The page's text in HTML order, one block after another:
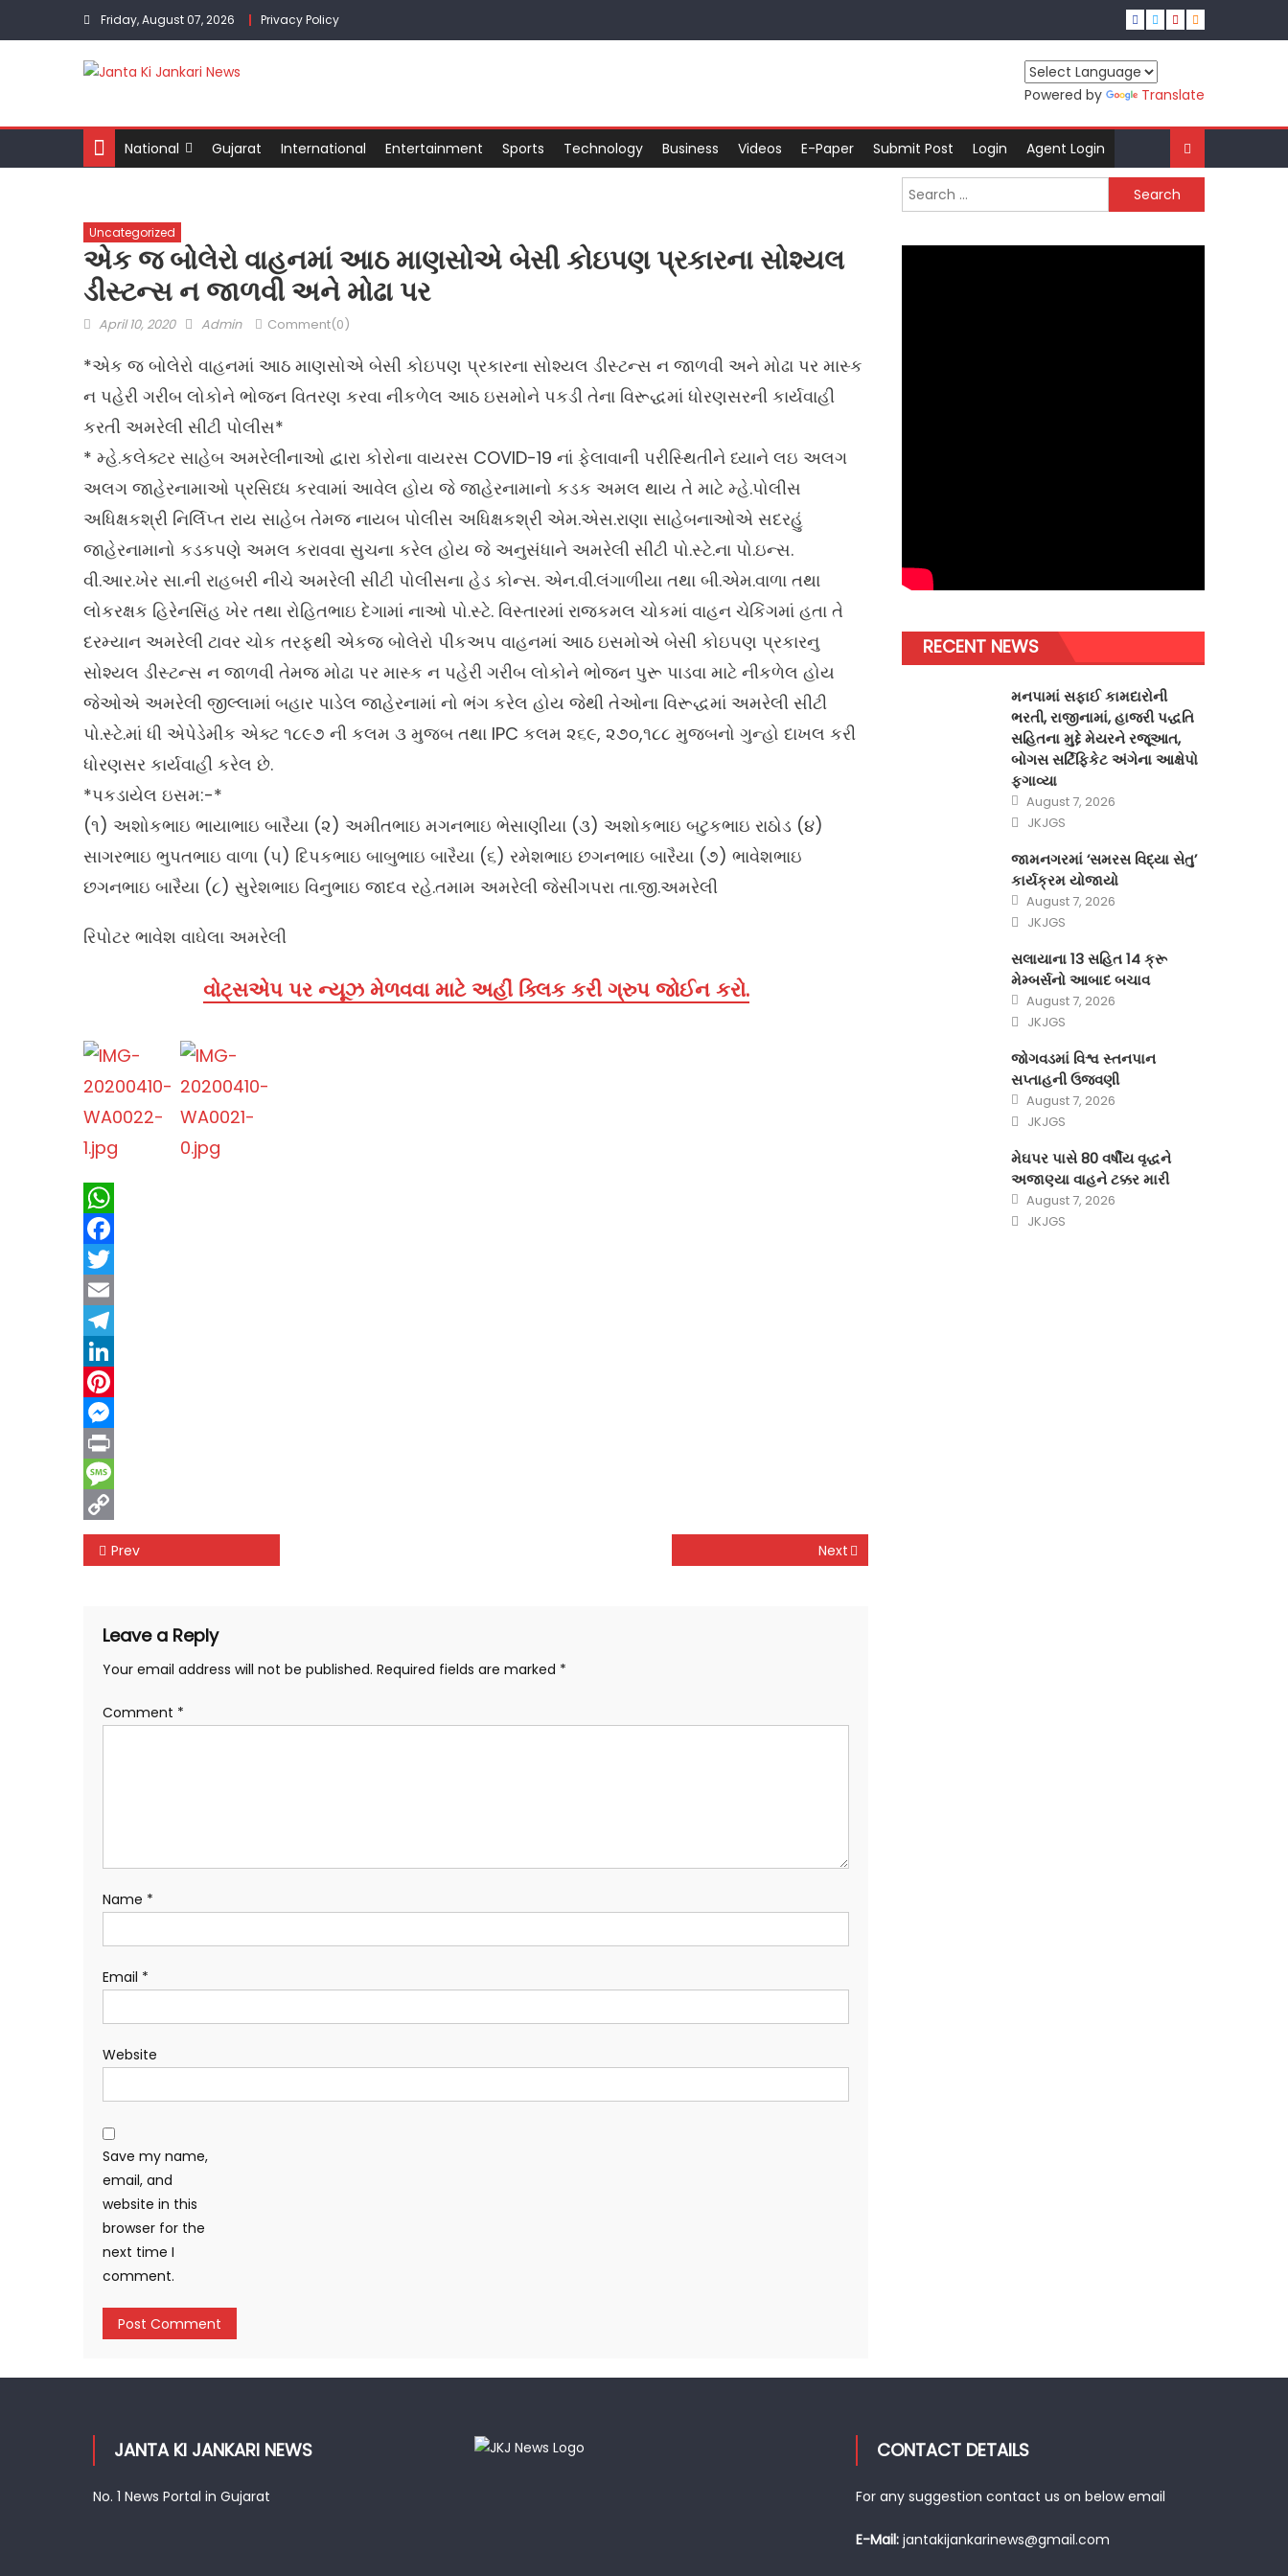
Skip to contentFriday, August 07, 2026 Privacy Policy
Powered by Translate
National Gujarat International Entertainment Sports Technology Business Videos E-Paper Submit Post Login Agent Login
Uncategorized
એક જ બોલેરો વાહનમાં આઠ માણસોએ બેસી કોઇપણ પ્રકારના સોશ્યલ
ડીસ્ટન્સ ન જાળવી અને મોઢા પર
Posted on
April 10, 2020 Author
Admin Comment(0)
*એક જ બોલેરો વાહનમાં આઠ માણસોએ બેસી કોઇપણ પ્રકારના સોશ્યલ ડીસ્ટન્સ ન જાળવી અને મોઢા પર માસ્ક
ન પહેરી ગરીબ લોકોને ભોજન વિતરણ કરવા નીકળેલ આઠ ઇસમોને પકડી તેના વિરૂદ્ધમાં ધોરણસરની કાર્યવાહી
કરતી અમરેલી સીટી પોલીસ*
* મ્હે.કલેક્ટર સાહેબ અમરેલીનાઓ દ્વારા કોરોના વાયરસ COVID-19 નાં ફેલાવાની પરીસ્થિતીને ધ્યાને લઇ અલગ
અલગ જાહેરનામાઓ પ્રસિધ્ધ કરવામાં આવેલ હોય જે જાહેરનામાનો કડક અમલ થાય તે માટે મ્હે.પોલીસ
અધિક્ષકશ્રી નિર્લિપ્ત રાય સાહેબ તેમજ નાયબ પોલીસ અધિક્ષકશ્રી એમ.એસ.રાણા સાહેબનાઓએ સદરહું
જાહેરનામાનો કડકપણે અમલ કરાવવા સુચના કરેલ હોય જે અનુસંધાને અમરેલી સીટી પો.સ્ટે.ના પો.ઇન્સ.
વી.આર.ખેર સા.ની રાહબરી નીચે અમરેલી સીટી પોલીસના હેડ કોન્સ. એન.વી.લંગાળીયા તથા બી.એમ.વાળા તથા
લોકરક્ષક હિરેનસિંહ ખેર તથા રોહિતભાઇ દેગામાં નાઓ પો.સ્ટે. વિસ્તારમાં રાજકમલ ચોકમાં વાહન ચેકિંગમાં હતા તે
દરમ્યાન અમરેલી ટાવર ચોક તરફથી એકજ બોલેરો પીકઅપ વાહનમાં આઠ ઇસમોએ બેસી કોઇપણ પ્રકારનુ
સોશ્યલ ડીસ્ટન્સ ન જાળવી તેમજ મોઢા પર માસ્ક ન પહેરી ગરીબ લોકોને ભોજન પુરૂ પાડવા માટે નીકળેલ હોય
જેઓએ અમરેલી જીલ્લામાં બહાર પાડેલ જાહેરનામાં નો ભંગ કરેલ હોય જેથી તેઓના વિરૂદ્ધમાં અમરેલી સીટી
પો.સ્ટે.માં ધી એપેડેમીક એક્ટ ૧૮૯૭ ની કલમ ૩ મુજબ તથા IPC કલમ ૨૬૯, ૨૭૦,૧૮૮ મુજબનો ગુન્હો દાખલ કરી
ધોરણસર કાર્યવાહી કરેલ છે.
*પકડાયેલ ઇસમ:-*
(૧) અશોકભાઇ ભાયાભાઇ બારૈયા (૨) અમીતભાઇ મગનભાઇ ભેસાણીયા (૩) અશોકભાઇ બટુકભાઇ રાઠોડ (૪)
સાગરભાઇ ભુપતભાઇ વાળા (૫) દિપકભાઇ બાબુભાઇ બારૈયા (૬) રમેશભાઇ છગનભાઇ બારૈયા (૭) ભાવેશભાઇ
છગનભાઇ બારૈયા (૮) સુરેશભાઇ વિનુભાઇ જાદવ રહે.તમામ અમરેલી જેસીંગપરા તા.જી.અમરેલી
રિપોટર ભાવેશ વાઘેલા અમરેલી
વોટ્સએપ પર ન્યૂઝ મેળવવા માટે અહીં ક્લિક કરી ગ્રુપ જોઈન કરો.
WhatsApp
Facebook
Twitter
Email
Telegram
LinkedIn
Pinterest
Messenger
Print
Message
Copy
LinkPost navigation
Prev Next
Leave a Reply
Your email address will not be published. Required fields are marked *
Comment *
Name *
Email *
Website
Save my name,
email, and
website in this
browser for the
next time I
comment.
Search for:
RECENT NEWS
મનપામાં સફાઈ કામદારોની
ભરતી, રાજીનામાં, હાજરી પદ્ધતિ
સહિતના મુદ્દે મેયરને રજૂઆત,
બોગસ સર્ટિફિકેટ અંગેના આક્ષેપો
ફગાવ્યા
Posted on
August 7, 2026
Author
JKJGS
જામનગરમાં ‘સમરસ વિદ્યા સેતુ’
કાર્યક્રમ યોજાયો
Posted on
August 7, 2026
Author
JKJGS
સલાયાના 13 સહિત 14 ક્રૂ
મેમ્બર્સનો આબાદ બચાવ‎
Posted on
August 7, 2026
Author
JKJGS
જોગવડમાં વિશ્વ સ્તનપાન
સપ્તાહની ઉજવણી
Posted on
August 7, 2026
Author
JKJGS
મેઘપર પાસે 80 વર્ષીય વૃદ્ધને
અજાણ્યા વાહને ટક્કર મારી
Posted on
August 7, 2026
Author
JKJGS
JANTA KI JANKARI NEWS
No. 1 News Portal in Gujarat
CONTACT DETAILS
For any suggestion contact us on below email
E-Mail: jantakijankarinews@gmail.com